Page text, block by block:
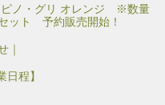
ピノ・グリ オレンジ ※数量
ット 予約販売開始！
｜
程】